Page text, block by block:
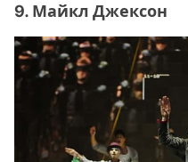
9. Майкл Джексон